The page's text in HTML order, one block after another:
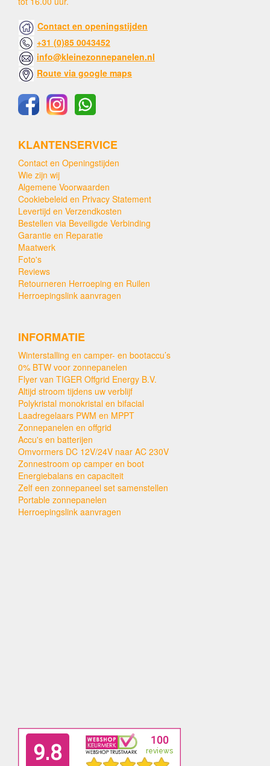
Contact en openingstijden
+31 (0)85 0043452
info@kleinezonnepanelen.nl
Route via google maps
KLANTENSERVICE
Contact en Openingstijden
Wie zijn wij
Algemene Voorwaarden
Cookiebeleid en Privacy Statement
Levertijd en Verzendkosten
Bestellen via Beveiligde Verbinding
Garantie en Reparatie
Maatwerk
Foto's
Reviews
Retourneren Herroeping en Ruilen
Herroepingslink aanvragen
INFORMATIE
Winterstalling en camper- en bootaccu’s
0% BTW voor zonnepanelen
Flyer van TIGER Offgrid Energy B.V.
Altijd stroom tijdens uw verblijf
Polykristal monokristal en bifacial
Laadregelaars PWM en MPPT
Zonnepanelen en offgrid
Accu's en batterijen
Omvormers DC 12V/24V naar AC 230V
Zonnestroom op camper en boot
Energiebalans en capaciteit
Zelf een zonnepaneel set samenstellen
Portable zonnepanelen
Herroepingslink aanvragen